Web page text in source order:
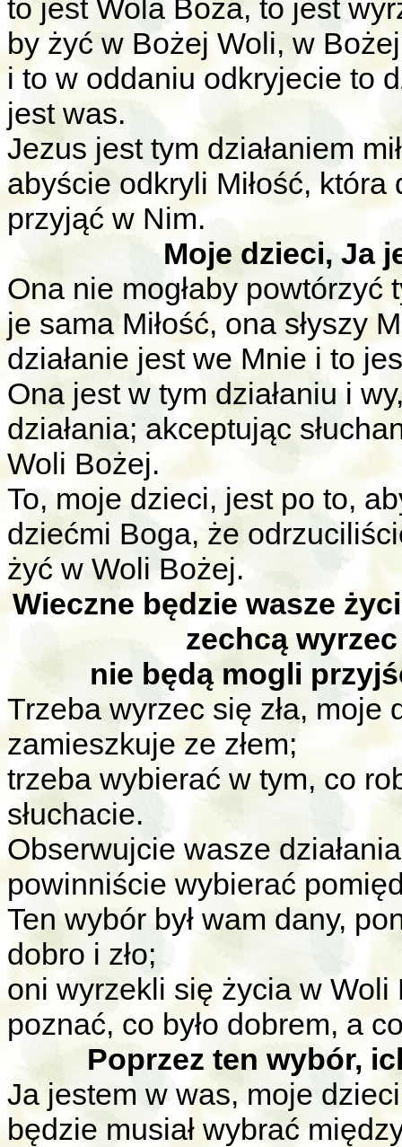
to jest Wola Boża, to jest
by żyć w Bożej Woli, w
i to w oddaniu odkryjecie to
jest was.
Jezus jest tym działaniem
abyście odkryli Miłość,
przyjąć w Nim.
Moje dzieci, Ja
Ona nie mogłaby powtórzyć
je sama Miłość, ona słyszy
działanie jest we Mnie i to
Ona jest w tym działaniu i
działania; akceptując
Woli Bożej.
To, moje dzieci, jest po to,
dziećmi Boga, że
żyć w Woli Bożej.
Wieczne będzie wasze
zechcą
nie będą mogli
Trzeba wyrzec się zła,
zamieszkuje ze złem;
trzeba wybierać w tym, co
słuchacie.
Obserwujcie wasze
powinniście wybierać
Ten wybór był wam dany,
dobro i zło;
oni wyrzekli się życia w
poznać, co było dobrem, a
Poprzez ten wybór,
Ja jestem w was, moje
będzie musiał wybrać